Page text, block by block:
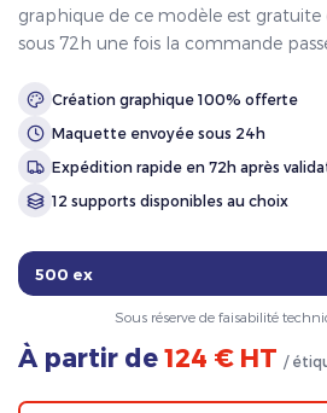
graphique de ce modèle est
sous 72h une fois la commande
Création graphique 100% offerte
Maquette envoyée sous 24h
Expédition rapide en 72h après
12 supports disponibles au choix
Sous réserve de faisabilité
À partir de 124 € HT /